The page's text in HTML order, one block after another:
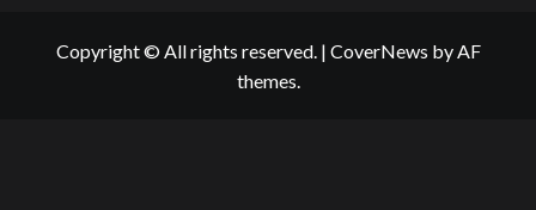
Copyright © All rights reserved. | CoverNews by AF
themes.